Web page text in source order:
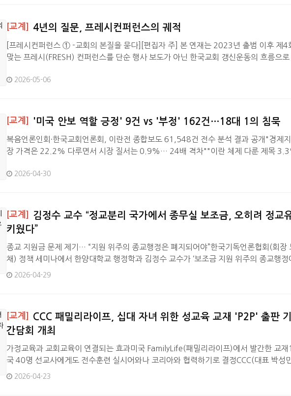
[교계] 4년의 질문, 프레시컨퍼런스의 궤적
[프레시컨퍼런스 ① -교회의 본질을 묻다][편집자 주] 본 연재는 2023년 출범 이후 제4
맞는 프레시(FRESH) 컨퍼런스를 단순 행사 보도가 아닌 한국교회 갱신운동의 흐름으로
무엇인가.”이 질문을 4년째 공개적으로 묻는 컨퍼런스가 있다. 매년 같은 질문을 던지되,
2026-05-06
[교계] '미국 안보 역할 긍정' 9건 vs '부정' 162건…18대 1의 침묵
복음언론인회·한국교회언론회, 이란전 종합보도 61,548건 전수 분석 결과 공개"경제지
장 가격은 22.2% 다루면서 시장 질서는 0.9%… 24배 격차""이란 체제 다룬 제목
한국교회언론회(대표 임다윗 목사)는 4월 28일 국회 소통관에서 이란전 개전(2026. 2.
2026-04-30
[교계]
김정수 교수 “정교분리 국가에서 종무실 보조금, 오히려 정교
키웠다”
종교 지원금 문제 제기… “지원 위주의 종교행정은 폐지되어야”한국기독언론협회(회장
채) 정책 세미나에서 한양대학교 행정학과 김정수 교수가 ‘보조금 지원 위주의 종교행정
한 비판적 검토’를 주제로 발제하며, 종무실을 중심으로 한 정부의 종교 지원 구조를 강하
다는…
2026-04-29
[교계]
CCC 패밀리라이프, 십대 자녀 위한 성교육 교재 'P2P' 출판
간담회 개최
가정교육과 교회교육이 연결되는 효과미국 FamilyLife(패밀리라이프)에서 발간한 교재
국 40명 선교사에게도 전수훈련 실시어와나 코리아와 협력하기로 결정CCC(대표 박성
정사역팀 패밀리라이프(FamilyLife)는 지난 21일, 한국기독교회관 조예홀에서 「십대 자
2026-04-23